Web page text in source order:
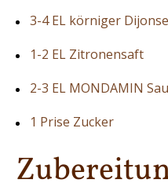
3-4 EL körniger
1-2 EL Zitronensaft
2-3 EL MONDAMIN
1 Prise Zucker